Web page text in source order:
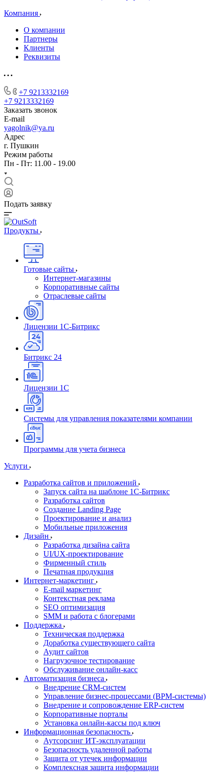
Компания
О компании
Партнеры
Клиенты
Реквизиты
+7 9213332169
+7 9213332169
Заказать звонок
E-mail
yagolnik@ya.ru
Адрес
г. Пушкин
Режим работы
Пн - Пт: 11.00 - 19.00
Подать заявку
Продукты
Готовые сайты
Интернет-магазины
Корпоративные сайты
Отраслевые сайты
Лицензии 1С-Битрикс
Битрикс 24
Лицензии 1С
Системы для управления показателями компании
Программы для учета бизнеса
Услуги
Разработка сайтов и приложений
Запуск сайта на шаблоне 1С-Битрикс
Разработка сайтов
Создание Landing Page
Проектирование и анализ
Мобильные приложения
Дизайн
Разработка дизайна сайта
UI/UX-проектирование
Фирменный стиль
Печатная продукция
Интернет-маркетинг
E-mail маркетинг
Контекстная реклама
SEO оптимизация
SMM и работа с блогерами
Поддержка
Техническая поддержка
Доработка существующего сайта
Аудит сайтов
Нагрузочное тестирование
Обслуживание онлайн-касс
Автоматизация бизнеса
Внедрение CRM-систем
Управление бизнес-процессами (BPM-системы)
Внедрение и сопровождение ERP-систем
Корпоративные порталы
Установка онлайн-кассы под ключ
Информационная безопасность
Аутсорсинг ИТ-эксплуатации
Безопасность удаленной работы
Защита от утечек информации
Комплексная защита информации